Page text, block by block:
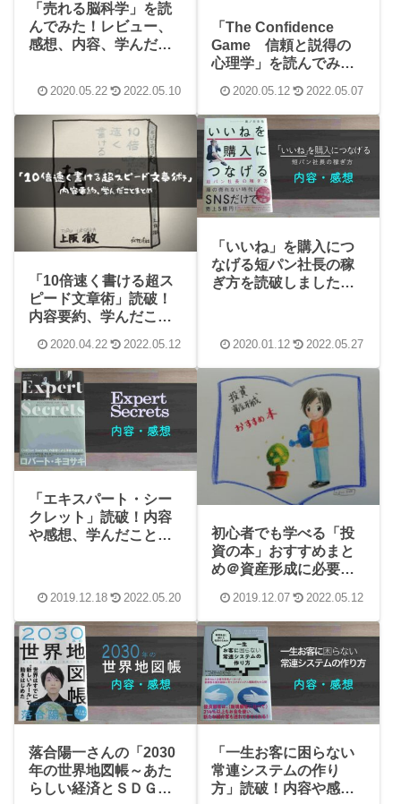
「売れる脳科学」を読
んでみた！レビュー、
感想、内容、学んだこ
2020.05.22 2022.05.10
「The Confidence
Game 信頼と説得の
心理学」を読んでみ
内容、学んだことまと
め
2020.05.12 2022.05.07
「10倍速く書ける超ス
ピード文章術」読破！
内容要約、学んだこと
2020.04.22 2022.05.12
「いいね」を購入につ
なげる短パン社長の稼
ぎ方を読破しました！
2020.01.12 2022.05.27
「エキスパート・シー
クレット」読破！内容
や感想、学んだことま
2019.12.18 2022.05.20
初心者でも学べる「投
資の本」おすすめまと
め＠資産形成に必要な
一冊
2019.12.07 2022.05.12
落合陽一さんの「2030
年の世界地図帳～あた
らしい経済とＳＤＧ
「一生お客に困らない
常連システムの作り
方」読破！内容や感